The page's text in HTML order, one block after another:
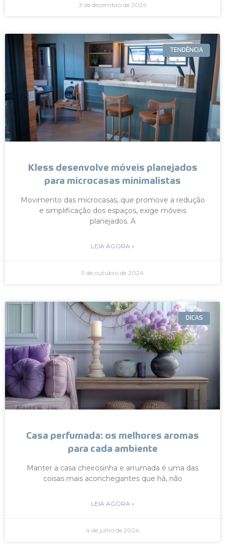
3 de dezembro de 2024
TENDÊNCIA
Kless desenvolve móveis planejados
para microcasas minimalistas
Movimento das microcasas, que promove a redução
e simplificação dos espaços, exige móveis
planejados. A
LEIA AGORA »
9 de outubro de 2024
DICAS
Casa perfumada: os melhores aromas
para cada ambiente
Manter a casa cheirosinha e arrumada é uma das
coisas mais aconchegantes que há, não
LEIA AGORA »
4 de julho de 2024